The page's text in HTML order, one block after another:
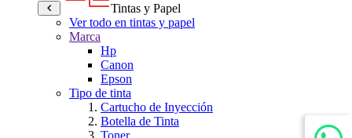
Tintas y Papel
Ver todo en tintas y papel
Marca
Hp
Canon
Epson
Tipo de tinta
Cartucho de Inyección
Botella de Tinta
Toner